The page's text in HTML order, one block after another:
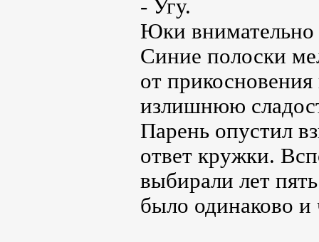
- Угу.
Юки внимательно
Синие полоски
от
излишнюю
Парень опустил
ответ кружки.
выбирали лет
было одинаково и